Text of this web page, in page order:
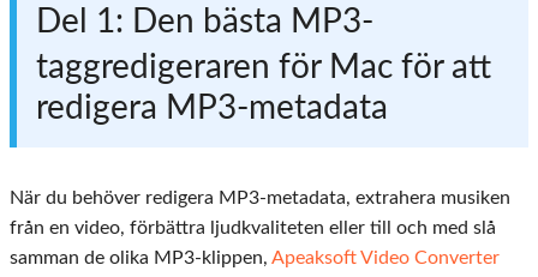
Del 1: Den bästa MP3-
taggredigeraren för Mac för att
redigera MP3-metadata
När du behöver redigera MP3-metadata, extrahera musiken
från en video, förbättra ljudkvaliteten eller till och med slå
samman de olika MP3-klippen, Apeaksoft Video Converter